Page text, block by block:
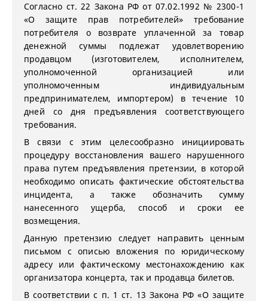
Согласно ст. 22 Закона РФ от 07.02.1992 № 2300-1
«О защите прав потребителей» требование
потребителя о возврате уплаченной за товар
денежной суммы подлежат удовлетворению
продавцом (изготовителем, исполнителем,
уполномоченной организацией или
уполномоченным индивидуальным
предпринимателем, импортером) в течение 10
дней со дня предъявления соответствующего
требования.
В связи с этим целесообразно инициировать
процедуру восстановления вашего нарушенного
права путем предъявления претензии, в которой
необходимо описать фактические обстоятельства
инцидента, а также обозначить сумму
нанесенного ущерба, способ и сроки ее
возмещения.
Данную претензию следует направить ценным
письмом с описью вложения по юридическому
адресу или фактическому местонахождению как
организатора концерта, так и продавца билетов.
В соответствии с п. 1 ст. 13 Закона РФ «О защите